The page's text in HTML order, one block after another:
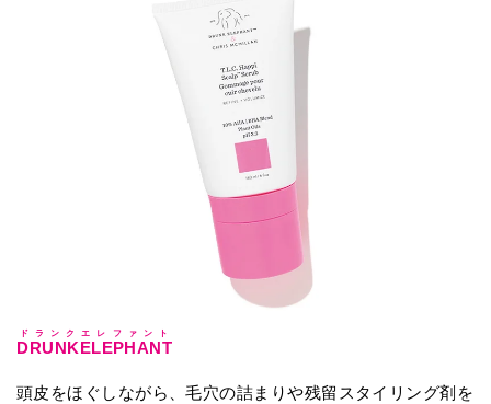
DRUNKELEPHANT
ドランクエレファント
頭皮をほぐしながら、毛穴の詰まりや残留スタイリング剤を